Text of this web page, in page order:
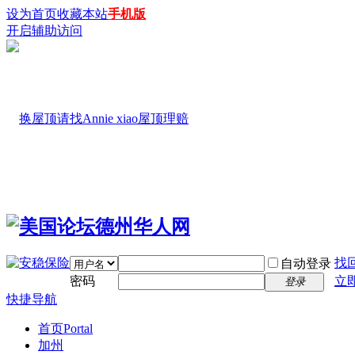
设为首页收藏本站手机版
开启辅助访问
自动登录 找
密码
登录
立
快捷导航
首页Portal
加州